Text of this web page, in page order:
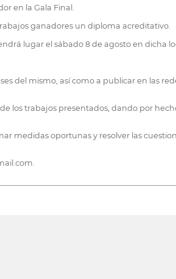
en la Gala Final.
ganadores un diploma acreditativo.
lugar el sábado 8 de agosto en dicha
del mismo, así como a publicar en las
los trabajos presentados, dando por
medidas oportunas y resolver las